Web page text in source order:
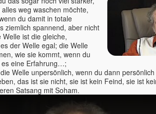
weg waschen möchte,
du damit in totale
ziemlich spannend, aber nicht
ist die gleiche,
der Welle egal; die Welle
wie sie kommt, wenn du
eine Erfahrung…;
Welle unpersönlich, wenn du dann
das ist sie nicht, sie ist kein Feind, sie ist
Satsang mit Soham.